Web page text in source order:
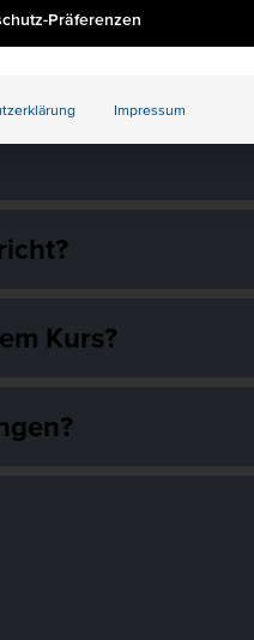
beantragen?
Kurs?
Präferenzen
Impressum